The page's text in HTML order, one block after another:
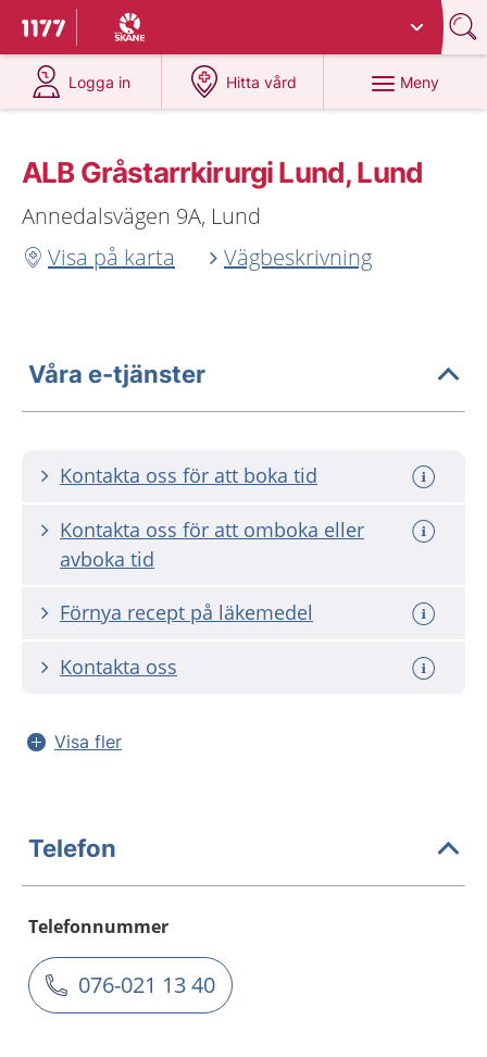
Till startsidan för 1177
Du har valt region
Logga in
på 1177.se
Hitta vård
på 1177.se
Meny
ALB Gråstarrkirurgi Lund, Lund
Annedalsvägen 9A, Lund
Visa på karta
Vägbeskrivning
Våra e-tjänster
Kontakta oss för att boka tid
Kontakta oss för att omboka eller
avboka tid
Förnya recept på läkemedel
Kontakta oss
Visa fler
Telefon
Telefonnummer
076-021 13 40